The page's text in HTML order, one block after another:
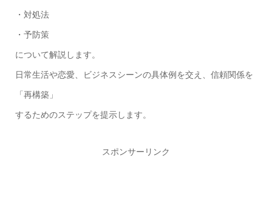
・対処法
・予防策
について解説します。
日常生活や恋愛、ビジネスシーンの具体例を交え、信頼関係を
「再構築」
するためのステップを提示します。
スポンサーリンク